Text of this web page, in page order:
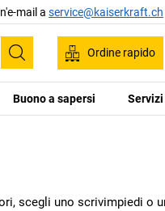
mail a service@kaiserkraft.ch
Trova
Ordine rapido
Buono a sapersi
scegli uno scrivimpiedi o